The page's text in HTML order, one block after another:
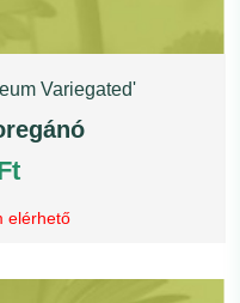
Variegated'
elérhető